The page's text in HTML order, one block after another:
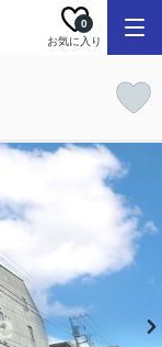
お気に入り
0